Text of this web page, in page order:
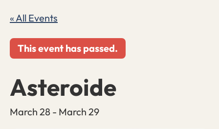
« All Events
This event has passed.
Asteroide
March 28 - March 29